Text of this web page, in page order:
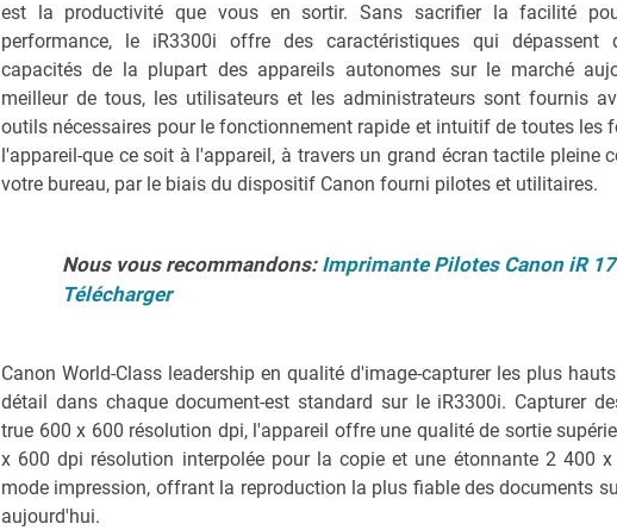
est la productivité que vous en sortir. Sans sacrifier la facilité
performance, le iR3300i offre des caractéristiques qui
capacités de la plupart des appareils autonomes sur le marché
meilleur de tous, les utilisateurs et les administrateurs sont fournis
outils nécessaires pour le fonctionnement rapide et intuitif de toutes les
l'appareil-que ce soit à l'appareil, à travers un grand écran tactile pleine
votre bureau, par le biais du dispositif Canon fourni pilotes et utilitaires.
Nous vous recommandons: Imprimante Pilotes Canon iR
Télécharger
Canon World-Class leadership en qualité d'image-capturer les plus
détail dans chaque document-est standard sur le iR3300i. Capturer
true 600 x 600 résolution dpi, l'appareil offre une qualité de sortie
x 600 dpi résolution interpolée pour la copie et une étonnante 2 400
mode impression, offrant la reproduction la plus fiable des documents
aujourd'hui.